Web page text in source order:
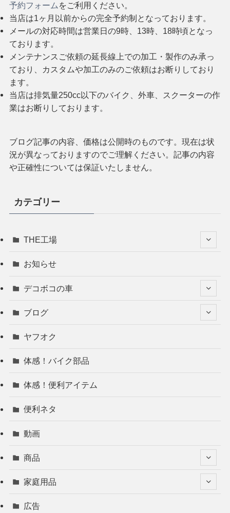
予約フォーム をご利用ください。
当店は1ヶ月以前からの完全予約制となっております。
メールの対応時間は営業日の9時、13時、18時頃となっ
ております。
メンテナンスご依頼の延長線上での加工・製作のみ承っ
ており、カスタムや加工のみのご依頼はお断りしており
ます。
当店は排気量250cc以下のバイク、外車、スクーターの作
業はお断りしております。
ブログ記事の内容、価格は公開時のものです。現在は状
況が異なっておりますのでご理解ください。記事の内容
や正確性については保証いたしません。
カテゴリー
THE工場
お知らせ
デコボコの車
ブログ
ヤフオク
体感！バイク部品
体感！便利アイテム
便利ネタ
動画
商品
家庭用品
広告